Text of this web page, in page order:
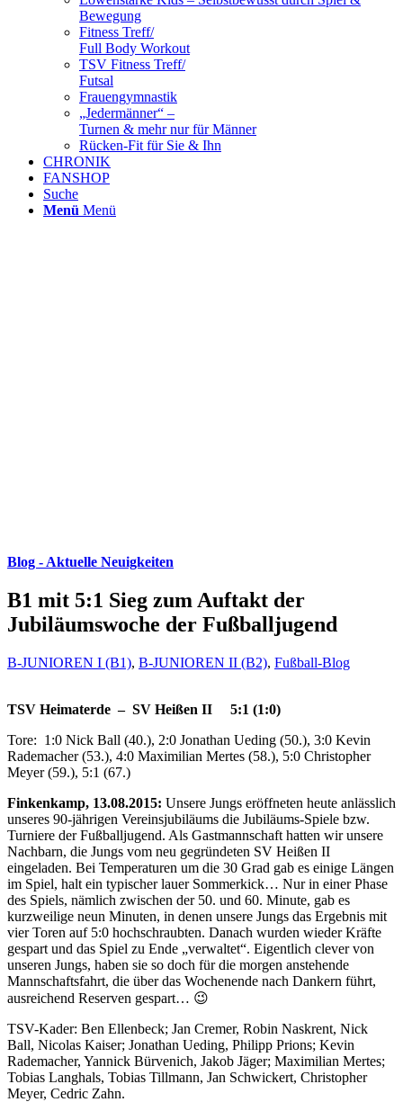
Bewegung
Fitness Treff/
Full Body Workout
TSV Fitness Treff/
Futsal
Frauengymnastik
„Jedermänner“ –
Turnen & mehr nur für Männer
Rücken-Fit für Sie & Ihn
CHRONIK
FANSHOP
Suche
Menü Menü
Blog - Aktuelle Neuigkeiten
B1 mit 5:1 Sieg zum Auftakt der
Jubiläumswoche der Fußballjugend
B-JUNIOREN I (B1), B-JUNIOREN II (B2), Fußball-Blog
TSV Heimaterde – SV Heißen II 5:1 (1:0)
Tore: 1:0 Nick Ball (40.), 2:0 Jonathan Ueding (50.), 3:0 Kevin
Rademacher (53.), 4:0 Maximilian Mertes (58.), 5:0 Christopher
Meyer (59.), 5:1 (67.)
Finkenkamp, 13.08.2015: Unsere Jungs eröffneten heute anlässlich
unseres 90-jährigen Vereinsjubiläums die Jubiläums-Spiele bzw.
Turniere der Fußballjugend. Als Gastmannschaft hatten wir unsere
Nachbarn, die Jungs vom neu gegründeten SV Heißen II
eingeladen. Bei Temperaturen um die 30 Grad gab es einige Längen
im Spiel, halt ein typischer lauer Sommerkick… Nur in einer Phase
des Spiels, nämlich zwischen der 50. und 60. Minute, gab es
kurzweilige neun Minuten, in denen unsere Jungs das Ergebnis mit
vier Toren auf 5:0 hochschraubten. Danach wurden wieder Kräfte
gespart und das Spiel zu Ende „verwaltet“. Eigentlich clever von
unseren Jungs, haben sie so doch für die morgen anstehende
Mannschaftsfahrt, die über das Wochenende nach Dankern führt,
ausreichend Reserven gespart… 😉
TSV-Kader: Ben Ellenbeck; Jan Cremer, Robin Naskrent, Nick
Ball, Nicolas Kaiser; Jonathan Ueding, Philipp Prions; Kevin
Rademacher, Yannick Bürvenich, Jakob Jäger; Maximilian Mertes;
Tobias Langhals, Tobias Tillmann, Jan Schwickert, Christopher
Meyer, Cedric Zahn.